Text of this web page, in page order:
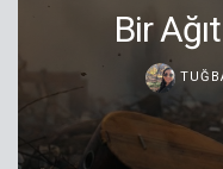
Bir